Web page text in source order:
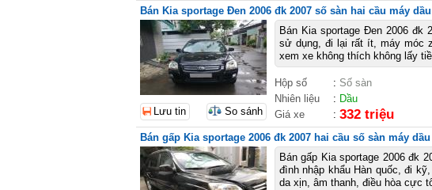
Bán Kia sportage Đen 2006 đk 2007 số sàn hai cầu máy
Bán Kia sportage Đen 2006 đk
sử dụng, đi lại rất ít, máy móc
xem xe không thích không lấy
Hộp số : Số sàn
Nhiên liệu
: Dầu
Giá xe
: 332 triệu
Lưu tin So sánh
Bán gấp Kia sportage 2006 đk 2007 hai cầu số sàn máy
Bán gấp Kia sportage 2006 đk
đình nhập khẩu Hàn quốc, đi
da xịn, âm thanh, điều hòa cực